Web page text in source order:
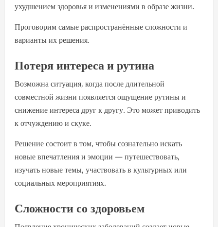
ухудшением здоровья и изменениями в образе жизни.
Проговорим самые распространённые сложности и
варианты их решения.
Потеря интереса и рутина
Возможна ситуация, когда после длительной
совместной жизни появляется ощущение рутины и
снижение интереса друг к другу. Это может приводить
к отчуждению и скуке.
Решение состоит в том, чтобы сознательно искать
новые впечатления и эмоции — путешествовать,
изучать новые темы, участвовать в культурных или
социальных мероприятиях.
Сложности со здоровьем